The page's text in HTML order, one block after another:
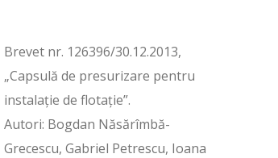
Brevet nr. 126396/30.12.2013,
„Capsulă de presurizare pentru
instalaţie de flotaţie”.
Autori: Bogdan Năsărîmbă-
Grecescu, Gabriel Petrescu, Ioana